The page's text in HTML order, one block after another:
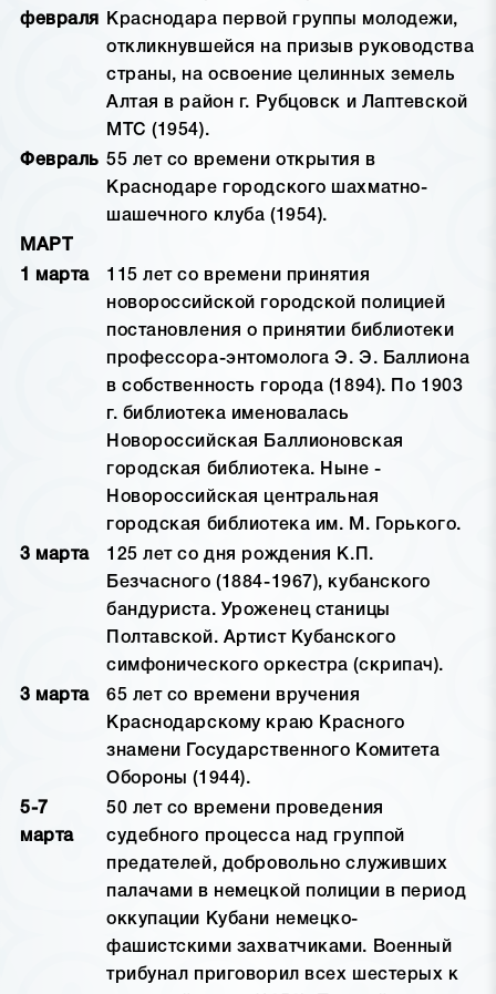
февраля
Краснодара первой группы молодежи,
откликнувшейся на призыв руководства
страны, на освоение целинных земель
Алтая в район г. Рубцовск и Лаптевской
МТС (1954).
Февраль 55 лет со времени открытия в
Краснодаре городского шахматно-
шашечного клуба (1954).
МАРТ
1 марта
115 лет со времени принятия
новороссийской городской полицией
постановления о принятии библиотеки
профессора-энтомолога Э. Э. Баллиона
в собственность города (1894). По 1903
г. библиотека именовалась
Новороссийская Баллионовская
городская библиотека. Ныне -
Новороссийская центральная
городская библиотека им. М. Горького.
3 марта
125 лет со дня рождения К.П.
Безчасного (1884-1967), кубанского
бандуриста. Уроженец станицы
Полтавской. Артист Кубанского
симфонического оркестра (скрипач).
3 марта
65 лет со времени вручения
Краснодарскому краю Красного
знамени Государственного Комитета
Обороны (1944).
5-7
марта
50 лет со времени проведения
судебного процесса над группой
предателей, добровольно служивших
палачами в немецкой полиции в период
оккупации Кубани немецко-
фашистскими захватчиками. Военный
трибунал приговорил всех шестерых к